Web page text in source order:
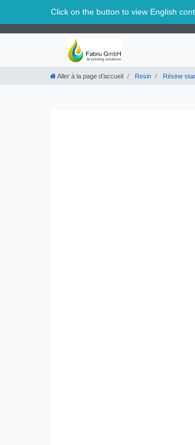
Click on the button to view English
Suisse
Aller à la page d’accueil Resin Résine